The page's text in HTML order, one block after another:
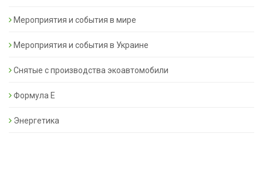
Мероприятия и события в мире
Мероприятия и события в Украине
Снятые с производства экоавтомобили
Формула Е
Энергетика